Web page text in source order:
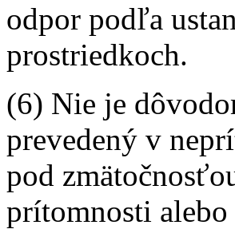
odpor podľa
prostriedkoch.
(6) Nie je
prevedený v
pod
prítomnosti